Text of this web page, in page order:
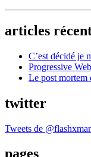
articles
C’est décidé je
Progressive
Le post mortem
twitter
Tweets de
pages